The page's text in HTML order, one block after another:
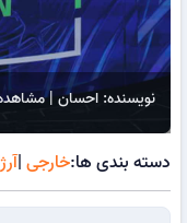
نویسنده: احسان |
دسته بندی ها:خارجی |